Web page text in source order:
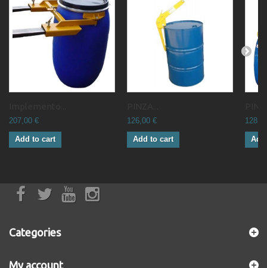
207,00 €
Add to cart
126,00 €
Add to cart
Categories
My account